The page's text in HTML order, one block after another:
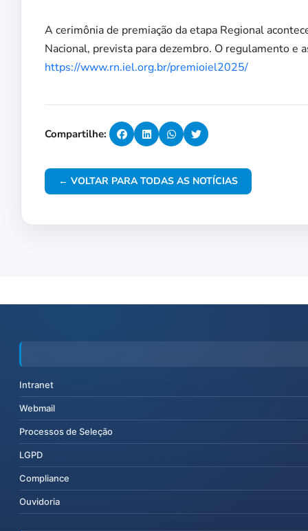
A cerimônia de premiação da etapa Regional
Nacional, prevista para dezembro. O regulamento e
https://www.rn.iel.org.br/premioiel2025/
Compartilhe:
← VOLTAR PARA TODAS AS NOTÍCIAS
Intranet
Webmail
Processos de Seleção
LGPD
Compliance
Ouvidoria